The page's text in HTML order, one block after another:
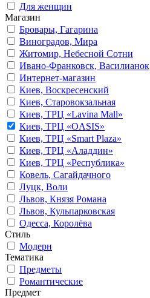
Для женщин
Магазин
Бровары, Гагарина
Виноградов, Мира
Житомир, Небесной Сотни
Ивано-Франковск, Василианок
Интернет-магазин
Киев, Воскресенский
Киев, Старовокзальная
Киев, ТРЦ «Lavina Mall»
Киев, ТРЦ «OASIS»
Киев, ТРЦ «Smart Plaza»
Киев, ТРЦ «Аладдин»
Киев, ТРЦ «Республика»
Ковель, Сагайдачного
Луцк, Воли
Львов, Князя Романа
Львов, Кульпарковская
Одесса, Королёва
Стиль
Модерн
Тематика
Предметы
Романтические
Предмет